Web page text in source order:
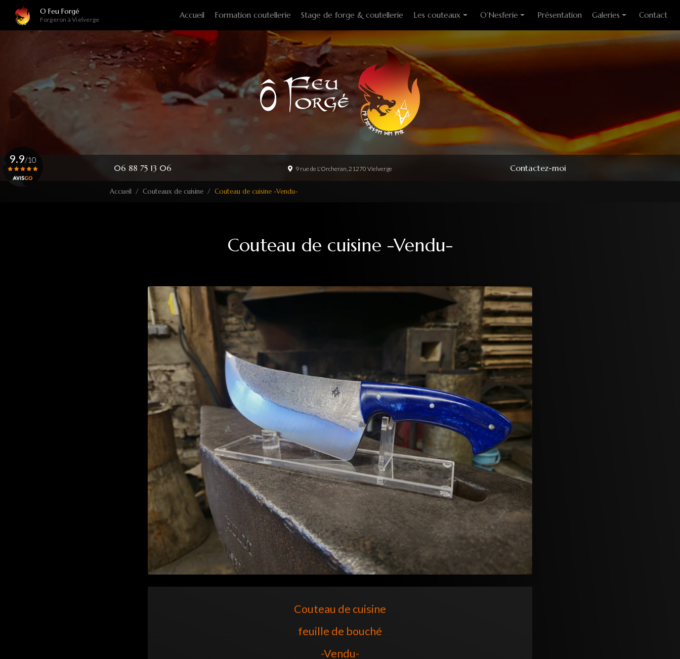
contenu
O Feu Forgé
Forgeron à Vielverge Accueil Formation coutellerie Stage de forge & coutellerie Les couteaux
Couteaux fixes
Couteaux pliants
Couteaux de cuisine
Couteaux de table
Couteaux à huitre
Tire-bouchons
Option
O’Nesferie
Encens Artisanal
Présentation Galeries
Photo des stages
Contact
06 88 75 13 06 9 rue de L'Orcheran, 21270 Vielverge Contactez-moi
9.9/10
Accueil Couteaux de cuisine Couteau de cuisine -Vendu-
Couteau de cuisine -Vendu-
Couteau de cuisine
feuille de bouché
-Vendu-